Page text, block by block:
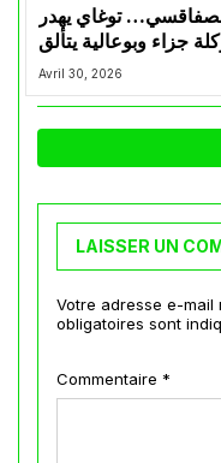
توغاي يهدر
جزاء وبوعالية يتألق
Avril 30, 2026
LAISSER UN
Votre adresse e-mail
obligatoires sont
Commentaire *